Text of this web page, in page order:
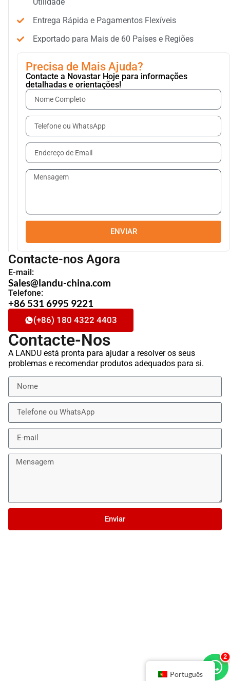
Entrega Rápida e Pagamentos Flexíveis
Exportado para Mais de 60 Países e Regiões
Precisa de Mais Ajuda?
Contacte a Novastar Hoje para informações
detalhadas e orientações!
ENVIAR
Contacte-nos Agora
E-mail:
Sales@landu-china.com
Telefone:
+86 531 6995 9221
(+86) 180 4322 4403
Contacte-Nos
A LANDU está pronta para ajudar a resolver os seus
problemas e recomendar produtos adequados para si.
Enviar
2
Português